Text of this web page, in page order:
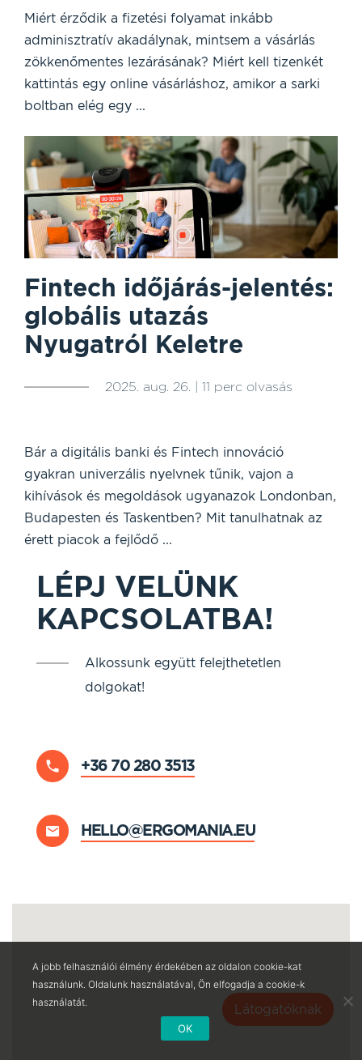
Miért érződik a fizetési folyamat inkább
adminisztratív akadálynak, mintsem a vásárlás
zökkenőmentes lezárásának? Miért kell tizenkét
kattintás egy online vásárláshoz, amikor a sarki
boltban elég egy ...
Fintech időjárás-jelentés:
globális utazás
Nyugatról Keletre
2025. aug. 26. | 11 perc olvasás
Bár a digitális banki és Fintech innováció
gyakran univerzális nyelvnek tűnik, vajon a
kihívások és megoldások ugyanazok Londonban,
Budapesten és Taskentben? Mit tanulhatnak az
érett piacok a fejlődő ...
LÉPJ VELÜNK
KAPCSOLATBA!
Alkossunk együtt felejthetetlen
dolgokat!
+36 70 280 3513
HELLO@ERGOMANIA.EU
Látogatóknak
A jobb felhasználói élmény érdekében az oldalon cookie-kat
használunk. Oldalunk használatával, Ön elfogadja a cookie-k
használatát.
OK